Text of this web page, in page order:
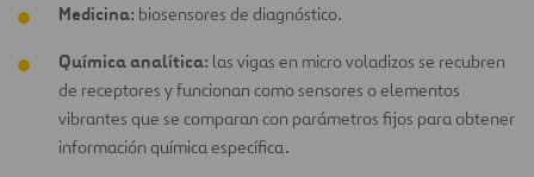
Medicina: biosensores de diagnóstico.
Química analítica: las vigas en micro voladizos se recubren
de receptores y funcionan como sensores o elementos
vibrantes que se comparan con parámetros fijos para obtener
información química específica.